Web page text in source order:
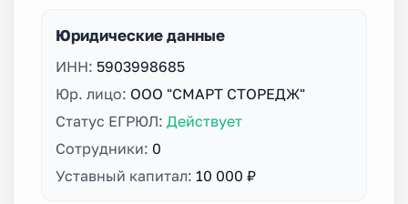
Юридические данные
ИНН: 5903998685
Юр. лицо: ООО "СМАРТ СТОРЕДЖ"
Статус ЕГРЮЛ: Действует
Сотрудники: 0
Уставный капитал: 10 000 ₽